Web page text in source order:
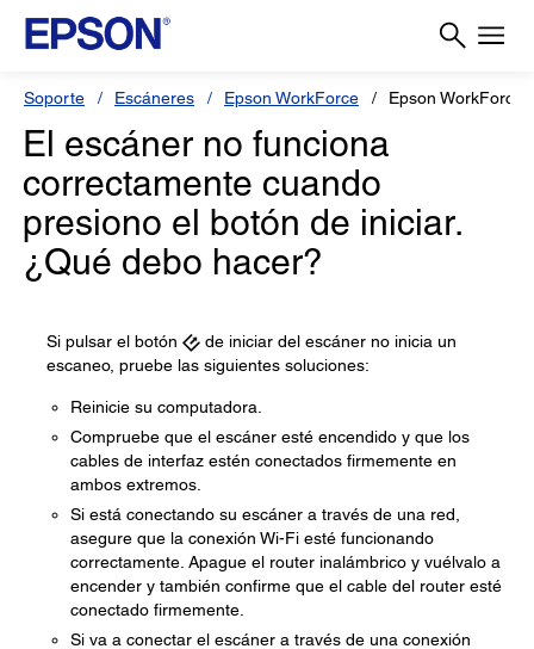
Soporte Escáneres Epson WorkForce Epson WorkForce
El escáner no funciona
correctamente cuando
presiono el botón de iniciar.
¿Qué debo hacer?
Si pulsar el botón
de iniciar del escáner no inicia un
escaneo, pruebe las siguientes soluciones:
Reinicie su computadora.
Compruebe que el escáner esté encendido y que los
cables de interfaz estén conectados firmemente en
ambos extremos.
Si está conectando su escáner a través de una red,
asegure que la conexión Wi-Fi esté funcionando
correctamente. Apague el router inalámbrico y vuélvalo a
encender y también confirme que el cable del router esté
conectado firmemente.
Si va a conectar el escáner a través de una conexión